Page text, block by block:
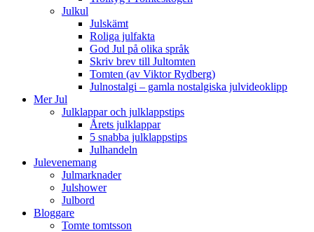
Julkul
Julskämt
Roliga julfakta
God Jul på olika språk
Skriv brev till Jultomten
Tomten (av Viktor Rydberg)
Julnostalgi – gamla nostalgiska julvideoklipp
Mer Jul
Julklappar och julklappstips
Årets julklappar
5 snabba julklappstips
Julhandeln
Julevenemang
Julmarknader
Julshower
Julbord
Bloggare
Tomte tomtsson